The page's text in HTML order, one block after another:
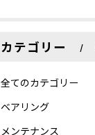
カテゴリー
全てのカテゴリー
ベアリング
メンテナンス